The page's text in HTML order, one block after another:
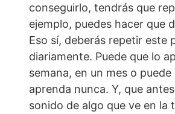
conseguirlo, tendrás que
ejemplo, puedes hacer que
Eso sí, deberás repetir este
diariamente. Puede que lo
semana, en un mes o
aprenda nunca. Y, que
sonido de algo que ve en la